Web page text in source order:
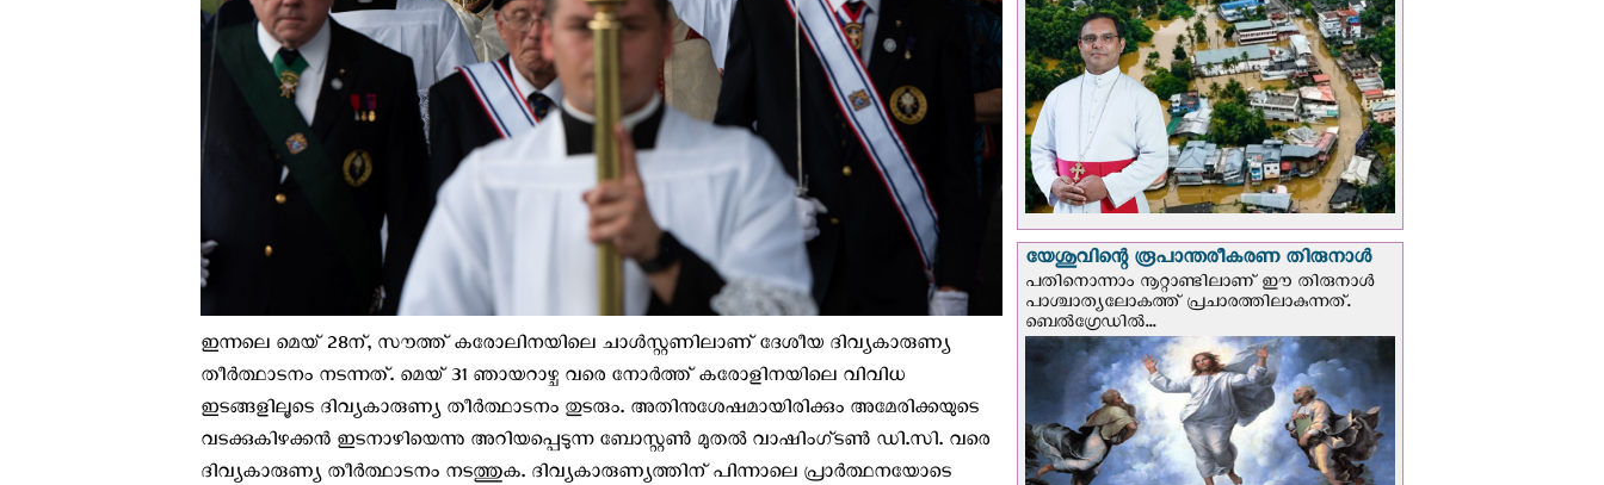
ഇന്നലെ മെയ് 28ന്, സൗത്ത് കരോലിനയിലെ ചാൾസ്റ്റണിലാണ് ദേശീയ ദിവ്യകാരുണ്യ
തീർത്ഥാടനം നടന്നത്. മെയ് 31 ഞായറാഴ്ച വരെ നോർത്ത് കരോളിനയിലെ വിവിധ
ഇടങ്ങളിലൂടെ ദിവ്യകാരുണ്യ തീര്‍ത്ഥാടനം തുടരും. അതിനുശേഷമായിരിക്കും അമേരിക്കയുടെ
വടക്കുകിഴക്കൻ ഇടനാഴിയെന്നു അറിയപ്പെടുന്ന ബോസ്റ്റൺ മുതൽ വാഷിംഗ്ടൺ ഡി.സി. വരെ
ദിവ്യകാരുണ്യ തീര്‍ത്ഥാടനം നടത്തുക. ദിവ്യകാരുണ്യത്തിന് പിന്നാലെ പ്രാര്‍ത്ഥനയോടെ
യേശുവിന്റെ രൂപാന്തരീകരണ തിരുനാള്‍
പതിനൊന്നാം നൂറ്റാണ്ടിലാണ് ഈ തിരുനാള്‍
പാശ്ചാത്യലോകത്ത് പ്രചാരത്തിലാകുന്നത്.
ബെല്‍ഗ്രേഡില്‍...